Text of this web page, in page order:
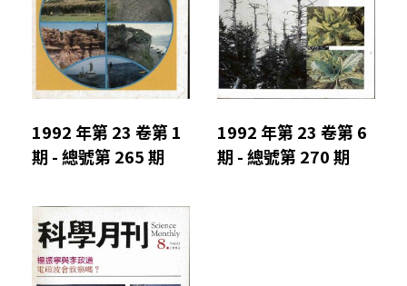
1992 年第 23 卷第 1
期 - 總號第 265 期
1992 年第 23 卷第 6
期 - 總號第 270 期